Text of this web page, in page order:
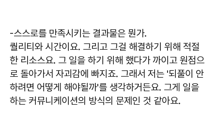
-스스로를 만족시키는 결과물은 뭔가.
퀄리티와 시간이요. 그리고 그걸 해결하기 위해 적절
한 리소스요. 그 일을 하기 위해 했다가 까이고 원점으
로 돌아가서 자괴감에 빠지죠. 그래서 저는 '되풀이 안
하려면 어떻게 해야될까'를 생각하거든요. 그게 일을
하는 커뮤니케이션의 방식의 문제인 것 같아요.